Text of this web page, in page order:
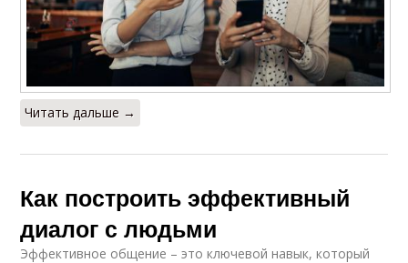
Читать дальше →
Как построить эффективный
диалог с людьми
Эффективное общение – это ключевой навык, который